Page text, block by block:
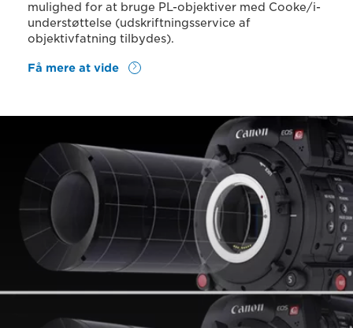
mulighed for at bruge PL-objektiver med Cooke/i-
understøttelse (udskriftningsservice af
objektivfatning tilbydes).
Få mere at vide